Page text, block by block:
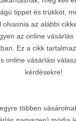
tippet és trükköt,
olvasnia az alábbi
az online vásárlás
Ez a cikk
online vásárlási
kérdésekre!
többen